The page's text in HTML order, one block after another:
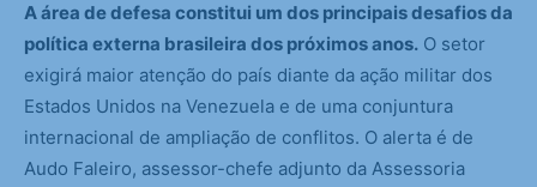
A área de defesa constitui um dos principais desafios da
política externa brasileira dos próximos anos. O setor
exigirá maior atenção do país diante da ação militar dos
Estados Unidos na Venezuela e de uma conjuntura
internacional de ampliação de conflitos. O alerta é de
Audo Faleiro, assessor-chefe adjunto da Assessoria